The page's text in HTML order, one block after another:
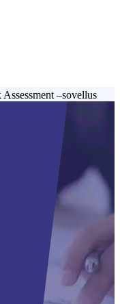
–sovellus